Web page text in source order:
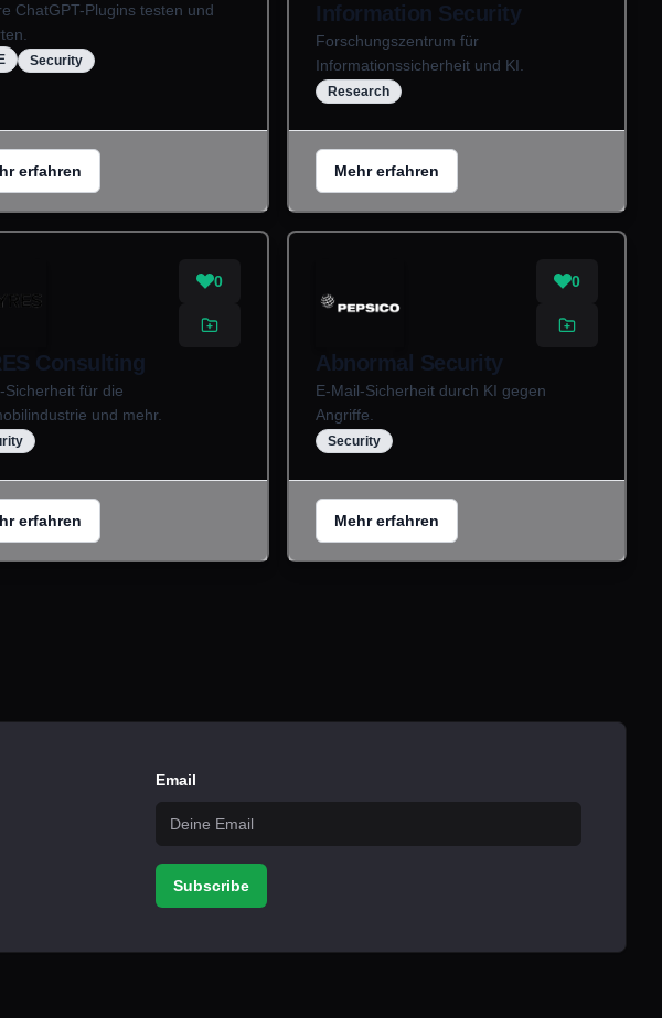
ChatGPT-Plugins testen und
Security
erfahren
Information Security
Forschungszentrum für
Informationssicherheit und KI.
Research
Mehr erfahren
0
Consulting
Sicherheit für die
und mehr.
erfahren
0
Abnormal Security
E-Mail-Sicherheit durch KI gegen
Angriffe.
Security
Mehr erfahren
Email
Subscribe